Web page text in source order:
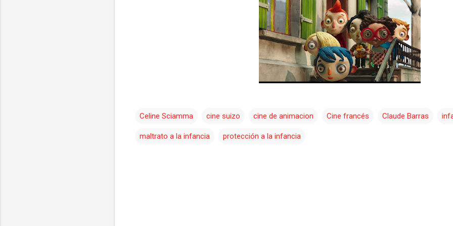
Celine Sciamma cine suizo cine de animacion Cine francés Claude Barras
maltrato a la infancia protección a la infancia